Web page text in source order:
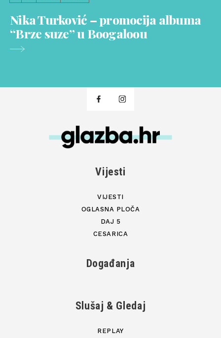
Nika Turković – promocija albuma
“Brze suze” u Boogaloou
Vijesti
VIJESTI
OGLASNA PLOČA
DAJ 5
CESARICA
Događanja
Slušaj & Gledaj
REPLAY